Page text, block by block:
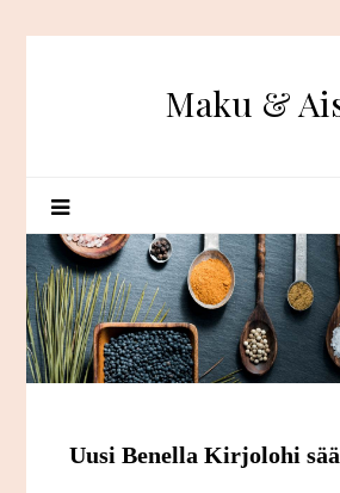
Maku &
Uusi Benella Kirjolohi